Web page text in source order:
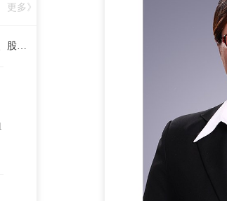
更多》
政企纠纷、行政诉讼、股东损害公司债权人利益纠纷、股权转让合同纠纷、项目转让合同纠纷、委托代理合同纠纷、建设工程施工合同纠纷、房屋租赁合同纠纷、民间借贷合同纠纷、财产损害赔